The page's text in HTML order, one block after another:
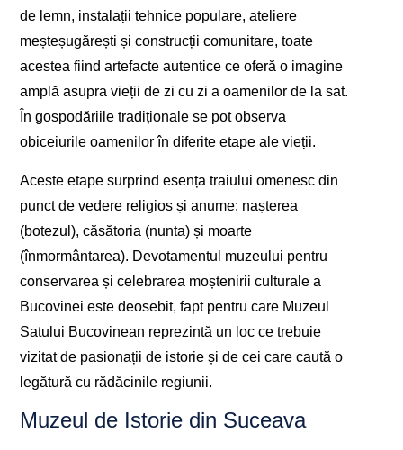
de lemn, instalații tehnice populare, ateliere
meșteșugărești și construcții comunitare, toate
acestea fiind artefacte autentice ce oferă o imagine
amplă asupra vieții de zi cu zi a oamenilor de la sat.
În gospodăriile tradiționale se pot observa
obiceiurile oamenilor în diferite etape ale vieții.
Aceste etape surprind esența traiului omenesc din
punct de vedere religios și anume: nașterea
(botezul), căsătoria (nunta) și moarte
(înmormântarea). Devotamentul muzeului pentru
conservarea și celebrarea moștenirii culturale a
Bucovinei este deosebit, fapt pentru care Muzeul
Satului Bucovinean reprezintă un loc ce trebuie
vizitat de pasionații de istorie și de cei care caută o
legătură cu rădăcinile regiunii.
Muzeul de Istorie din Suceava